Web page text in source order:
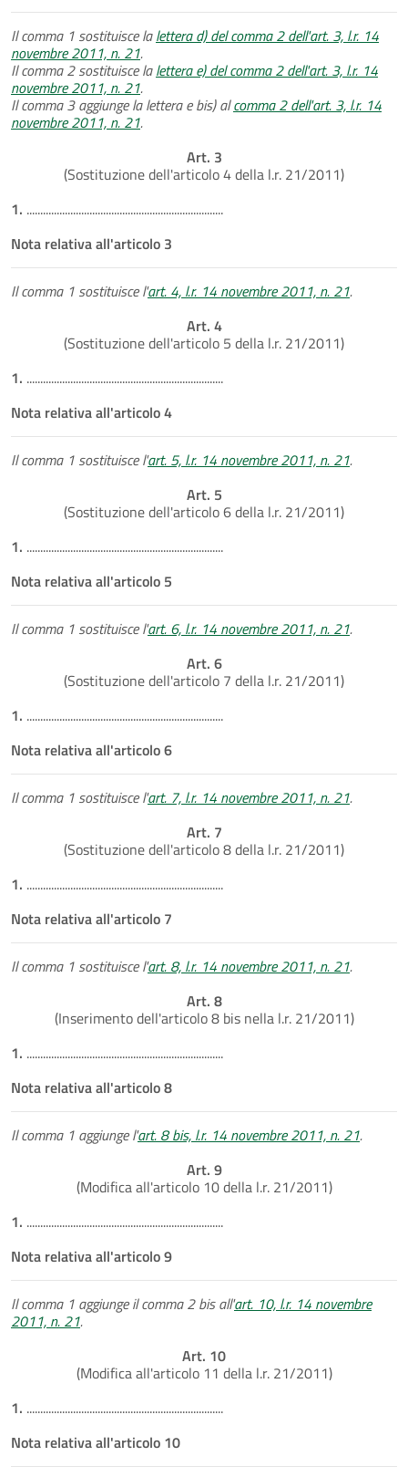
Il comma 1 sostituisce lalettera d) del comma 2 dell'art. 3, l.r. 14
novembre 2011, n. 21.
Il comma 2 sostituisce lalettera e) del comma 2 dell'art. 3, l.r. 14
novembre 2011, n. 21.
Il comma 3 aggiunge la lettera e bis) alcomma 2 dell'art. 3, l.r. 14
novembre 2011, n. 21.
Art. 3
(Sostituzione dell'articolo 4 della l.r. 21/2011)
1. ........................................................................
Nota relativa all'articolo 3
Il comma 1 sostituisce l'art. 4, l.r. 14 novembre 2011, n. 21.
Art. 4
(Sostituzione dell'articolo 5 della l.r. 21/2011)
1. ........................................................................
Nota relativa all'articolo 4
Il comma 1 sostituisce l'art. 5, l.r. 14 novembre 2011, n. 21.
Art. 5
(Sostituzione dell'articolo 6 della l.r. 21/2011)
1. ........................................................................
Nota relativa all'articolo 5
Il comma 1 sostituisce l'art. 6, l.r. 14 novembre 2011, n. 21.
Art. 6
(Sostituzione dell'articolo 7 della l.r. 21/2011)
1. ........................................................................
Nota relativa all'articolo 6
Il comma 1 sostituisce l'art. 7, l.r. 14 novembre 2011, n. 21.
Art. 7
(Sostituzione dell'articolo 8 della l.r. 21/2011)
1. ........................................................................
Nota relativa all'articolo 7
Il comma 1 sostituisce l'art. 8, l.r. 14 novembre 2011, n. 21.
Art. 8
(Inserimento dell'articolo 8 bis nella l.r. 21/2011)
1. ........................................................................
Nota relativa all'articolo 8
Il comma 1 aggiunge l'art. 8 bis, l.r. 14 novembre 2011, n. 21.
Art. 9
(Modifica all'articolo 10 della l.r. 21/2011)
1. ........................................................................
Nota relativa all'articolo 9
Il comma 1 aggiunge il comma 2 bis all'art. 10, l.r. 14 novembre
2011, n. 21.
Art. 10
(Modifica all'articolo 11 della l.r. 21/2011)
1. ........................................................................
Nota relativa all'articolo 10